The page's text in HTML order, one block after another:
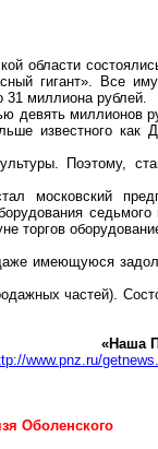
области
гигант». Все
31 миллиона рублей.
девять миллионов
известного как
Поэтому,
московский
седьмого
торгов
имеющуюся
частей).
«Наша
www.pnz.ru/
Оболенского